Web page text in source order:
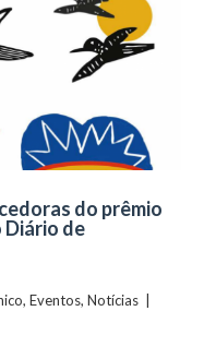
do prêmio
Diário de
, Eventos, Notícias